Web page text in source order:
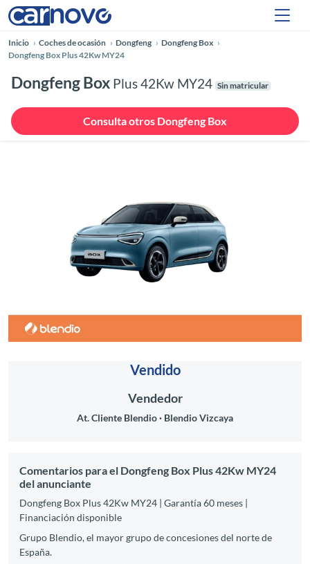
Inicio Coches de ocasión Dongfeng
Dongfeng Box
Dongfeng Box Plus 42Kw MY24
Dongfeng Box Plus 42Kw MY24 Sin matricular
Consulta otros Dongfeng Box
Anterior
Vendido
Vendedor
At. Cliente Blendio Blendio Vizcaya
Comentarios para el Dongfeng Box Plus 42Kw MY24
del anunciante
Dongfeng Box Plus 42Kw MY24 | Garantía 60 meses |
Financiación disponible
Grupo Blendio, el mayor grupo de concesiones del norte de
España.